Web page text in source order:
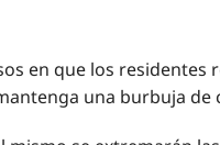
en que los residentes
una burbuja de